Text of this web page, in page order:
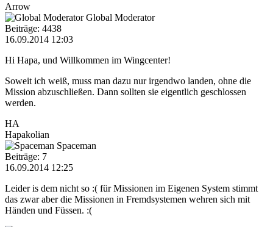
Arrow
Global Moderator
Beiträge: 4438
16.09.2014 12:03
Hi Hapa, und Willkommen im Wingcenter!
Soweit ich weiß, muss man dazu nur irgendwo landen, ohne die
Mission abzuschließen. Dann sollten sie eigentlich geschlossen
werden.
HA
Hapakolian
Spaceman
Beiträge: 7
16.09.2014 12:25
Leider is dem nicht so :( für Missionen im Eigenen System stimmt
das zwar aber die Missionen in Fremdsystemen wehren sich mit
Händen und Füssen. :(